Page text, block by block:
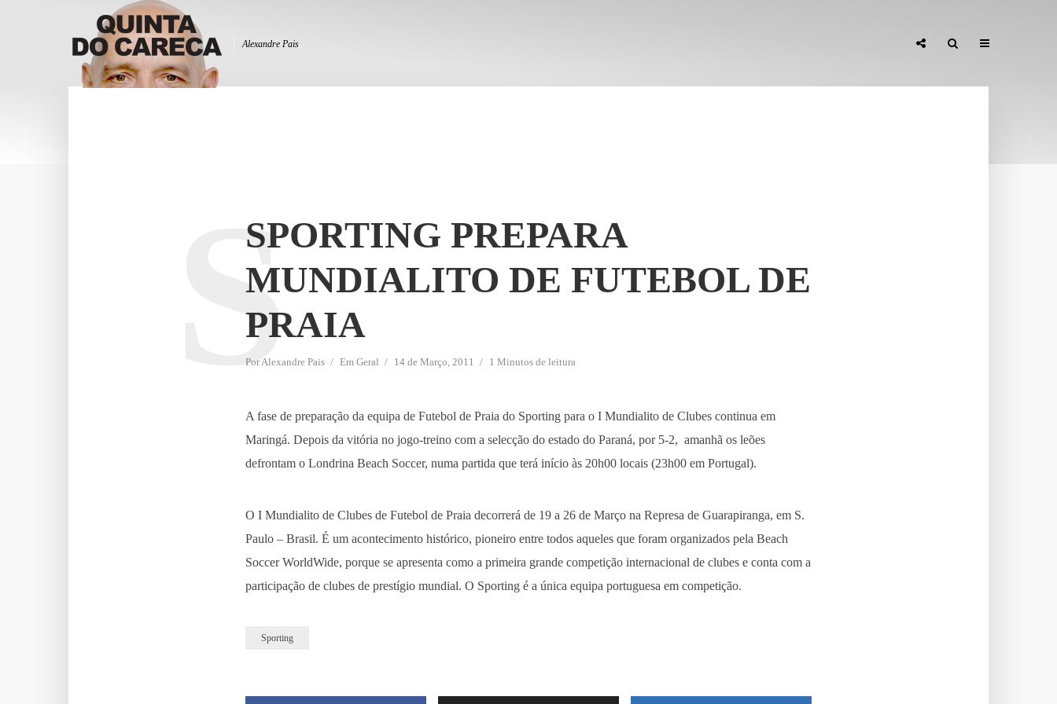
Alexandre Pais
SPORTING PREPARA
MUNDIALITO DE FUTEBOL DE
PRAIA
PorAlexandre Pais Em Geral 14 de Março, 2011 1 Minutos de leitura
S
A fase de preparação da equipa de Futebol de Praia do Sporting para o I Mundialito de Clubes continua em
Maringá. Depois da vitória no jogo-treino com a selecção do estado do Paraná, por 5-2, amanhã os leões
defrontam o Londrina Beach Soccer, numa partida que terá início às 20h00 locais (23h00 em Portugal).
O I Mundialito de Clubes de Futebol de Praia decorrerá de 19 a 26 de Março na Represa de Guarapiranga, em S.
Paulo – Brasil. É um acontecimento histórico, pioneiro entre todos aqueles que foram organizados pela Beach
Soccer WorldWide, porque se apresenta como a primeira grande competição internacional de clubes e conta com a
participação de clubes de prestígio mundial. O Sporting é a única equipa portuguesa em competição.
Sporting